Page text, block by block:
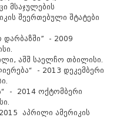
მსაჯულების
შეერთებული შტატები
დარბაზში” - 2009
.
, აშშ საელჩო თბილისი.
“ - 2013 დეკემბერი
.
“ - 2014 ოქტომბერი
.
აპრილი ამერიკის